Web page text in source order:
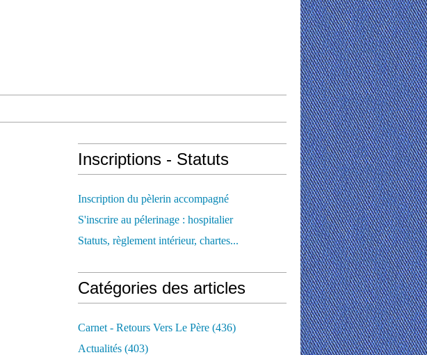
Inscriptions - Statuts
Inscription du pèlerin accompagné
S'inscrire au pélerinage : hospitalier
Statuts, règlement intérieur, chartes...
Catégories des articles
Carnet - Retours Vers Le Père (436)
Actualités (403)